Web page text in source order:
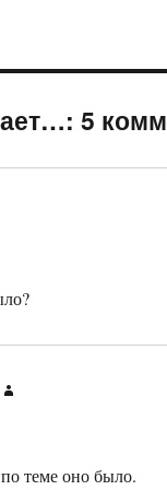
5
теме оно было.